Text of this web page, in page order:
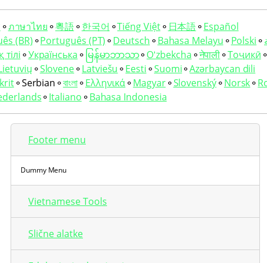
⚬ภาษาไทย ⚬粵語⚬한국어 ⚬Tiếng Việt⚬ 日本語⚬Español
(BR) ⚬Português (PT) ⚬Deutsch ⚬Bahasa Melayu ⚬Polski ⚬
⚬Українська ⚬ မြန်မာဘာသာ⚬Oʻzbekcha ⚬नेपाली⚬Тоҷикӣ ⚬
⚬Slovene⚬Latviešu ⚬Eesti ⚬Suomi⚬Azərbaycan dili
⚬Serbian ⚬বাংলা⚬Ελληνικά⚬Magyar⚬Slovenský⚬Norsk⚬
⚬Italiano ⚬Bahasa Indonesia
Footer menu
Dummy Menu
Vietnamese Tools
Slične alatke